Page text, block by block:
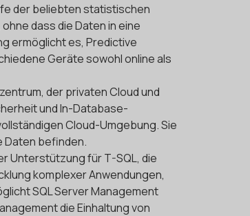
der beliebten statistischen
dass die Daten in eine
ermöglicht es, Predictive
Geräte sowohl online als
der privaten Cloud und
und In-Database-
Cloud-Umgebung. Sie
Daten befinden.
Unterstützung für T-SQL, die
komplexer Anwendungen,
SQL Server Management
die Einhaltung von